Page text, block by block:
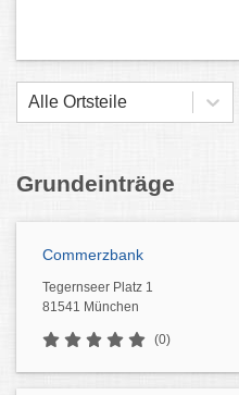
Alle Ortsteile
Grundeinträge
Commerzbank
Tegernseer Platz 1
81541 München
(0)